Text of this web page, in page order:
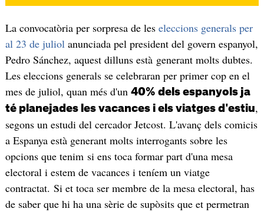
La convocatòria per sorpresa de les eleccions generals per
al 23 de juliolanunciada pel president del govern espanyol,
Pedro Sánchez, aquest dilluns està generant molts dubtes.
Les eleccions generals se celebraran per primer cop en el
mes de juliol, quan més d'un 40% dels espanyols ja
té planejades les vacances i els viatges d'estiu,
segons un estudi del cercador Jetcost. L'avanç dels comicis
a Espanya està generant molts interrogants sobre les
opcions que tenim si ens toca formar part d'una mesa
electoral i estem de vacances i teníem un viatge
contractat. Si et toca ser membre de la mesa electoral, has
de saber que hi ha una sèrie de supòsits que et permetran